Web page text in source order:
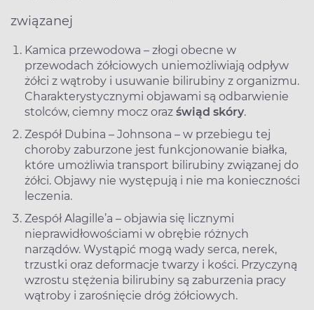
związanej
Kamica przewodowa – złogi obecne w
przewodach żółciowych uniemożliwiają odpływ
żółci z wątroby i usuwanie bilirubiny z organizmu.
Charakterystycznymi objawami są odbarwienie
stolców, ciemny mocz oraz świąd skóry.
Zespół Dubina – Johnsona – w przebiegu tej
choroby zaburzone jest funkcjonowanie białka,
które umożliwia transport bilirubiny związanej do
żółci. Objawy nie występują i nie ma konieczności
leczenia.
Zespół Alagille’a – objawia się licznymi
nieprawidłowościami w obrębie różnych
narządów. Wystąpić mogą wady serca, nerek,
trzustki oraz deformacje twarzy i kości. Przyczyną
wzrostu stężenia bilirubiny są zaburzenia pracy
wątroby i zarośnięcie dróg żółciowych.